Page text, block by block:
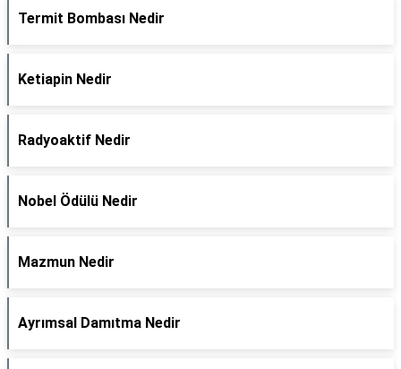
Termit Bombası Nedir
Ketiapin Nedir
Radyoaktif Nedir
Nobel Ödülü Nedir
Mazmun Nedir
Ayrımsal Damıtma Nedir